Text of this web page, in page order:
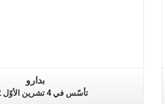
بدارو
تأسّس في 4 تشرين الأوّل 1992